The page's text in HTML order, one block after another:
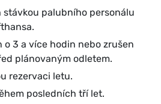
stávkou palubního personálu
o 3 a více hodin nebo zrušen
plánovaným odletem.
rezervaci letu.
posledních tří let.